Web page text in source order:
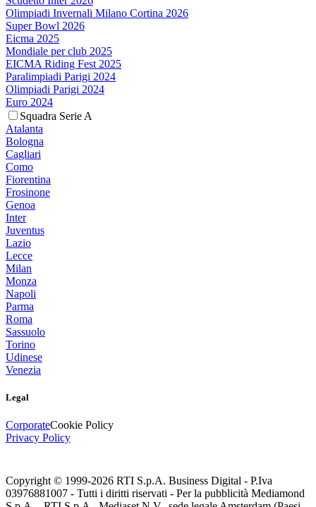
Olimpiadi Invernali Milano Cortina 2026
Super Bowl 2026
Eicma 2025
Mondiale per club 2025
EICMA Riding Fest 2025
Paralimpiadi Parigi 2024
Olimpiadi Parigi 2024
Euro 2024
Squadra Serie A
Atalanta
Bologna
Cagliari
Como
Fiorentina
Frosinone
Genoa
Inter
Juventus
Lazio
Lecce
Milan
Monza
Napoli
Parma
Roma
Sassuolo
Torino
Udinese
Venezia
Legal
CorporateCookie Policy
Privacy Policy
Copyright © 1999-2026 RTI S.p.A. Business Digital - P.Iva
03976881007 - Tutti i diritti riservati - Per la pubblicità Mediamond